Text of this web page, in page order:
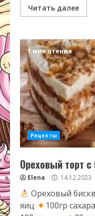
Читать далее
1 мин чтения
Рецепты
Ореховый торт с
Elena 14.12.2023
Ореховый
яиц
100гр сахара